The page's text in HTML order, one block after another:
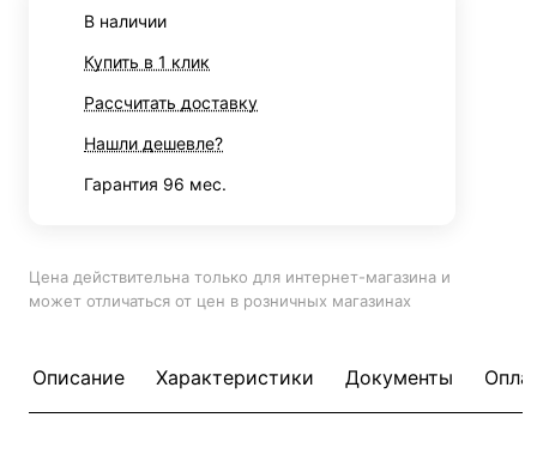
В наличии
Купить в 1 клик
Рассчитать доставку
Нашли дешевле?
Гарантия 96 мес.
Цена действительна только для интернет-магазина и
может отличаться от цен в розничных магазинах
Описание Характеристики Документы